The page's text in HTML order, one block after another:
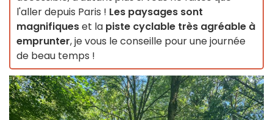
l'aller depuis Paris ! Les paysages sont
magnifiqueset la piste cyclable très agréable à
emprunter, je vous le conseille pour une journée
de beau temps !